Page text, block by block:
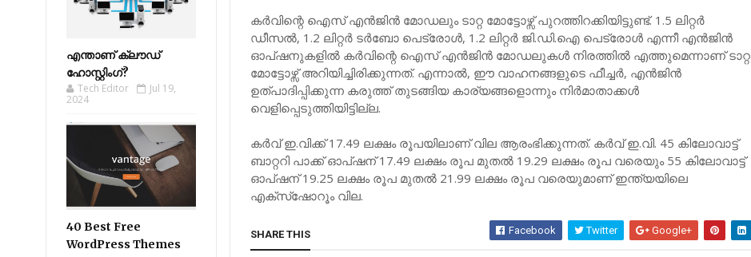
എന്താണ് ക്ലൗഡ്
ഹോസ്റ്റിംഗ്?
Tech Editor
Jul 19,
2024
40 Best Free
WordPress Themes
കര്‍വിന്റെ ഐസ് എന്‍ജിന്‍ മോഡലും ടാറ്റ മോട്ടോഴ്സ് പുറത്തിറക്കിയിട്ടുണ്ട്. 1.5 ലിറ്റര്‍
ഡീസല്‍, 1.2 ലിറ്റര്‍ ടര്‍ബോ പെട്രോള്‍, 1.2 ലിറ്റര്‍ ജി.ഡി.ഐ പെട്രോള്‍ എന്നീ എന്‍ജിന്‍
ഓപ്ഷനുകളില്‍ കര്‍വിന്റെ ഐസ് എന്‍ജിന്‍ മോഡലുകള്‍ നിരത്തില്‍ എത്തുമെന്നാണ് ടാറ്റ
മോട്ടോഴ്സ് അറിയിച്ചിരിക്കുന്നത്. എന്നാല്‍, ഈ വാഹനങ്ങളുടെ ഫീച്ചര്‍, എന്‍ജിന്‍
ഉത്പാദിപ്പിക്കുന്ന കരുത്ത് തുടങ്ങിയ കാര്യങ്ങളൊന്നും നിര്‍മാതാക്കള്‍
വെളിപ്പെടുത്തിയിട്ടില്ല.
കര്‍വ് ഇ.വിക്ക് 17.49 ലക്ഷം രൂപയിലാണ് വില ആരംഭിക്കുന്നത്. കര്‍വ് ഇ.വി. 45 കിലോവാട്ട്
ബാറ്ററി പാക്ക് ഓപ്ഷന് 17.49 ലക്ഷം രൂപ മുതല്‍ 19.29 ലക്ഷം രൂപ വരെയും 55 കിലോവാട്ട്
ഓപ്ഷന് 19.25 ലക്ഷം രൂപ മുതല്‍ 21.99 ലക്ഷം രൂപ വരെയുമാണ് ഇന്ത്യയിലെ
എക്സ്ഷോറൂം വില.
SHARE THIS Facebook Twitter Google+